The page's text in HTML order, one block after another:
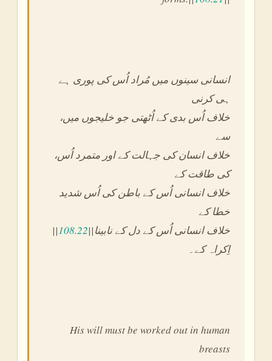
انسانی سینوں میں مُراد اُس کی پوری ہے
ہی کرنی
،خلاف اُس بدی کے اُٹھتی جو خلیجوں میں
سے
،خلاف انسان کی جہالت کے اور متمرد اُس
کی طاقت کے
خلاف انسانی اُس کے باطن کی اُس شدید
خطا کے
||108.22||خلاف انسانی اُس کے دل کے نابینا
اِکراہ کے۔
His will must be worked out in human
breasts